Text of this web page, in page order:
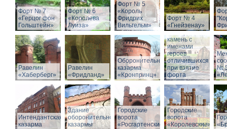
Форт № 7
«Герцог фон
Гольштейн»
Форт № 6
«Королева
Луиза»
Форт № 5
«Король
Фридрих
Вильгельм»
Форт № 4
«Гнейзенау»
Равелин
«Хаберберг»
Равелин
«Фридланд»
Оборонительная
казарма
«Кронпринц»
Мемориальный
камень с
именами
героев
отличившихся
при взятие
форта
№
Интендантская
казарма
Здание
оборонительной
казармы
Городские
ворота
«Росгартенские»
Городские
ворота
«Королевские»